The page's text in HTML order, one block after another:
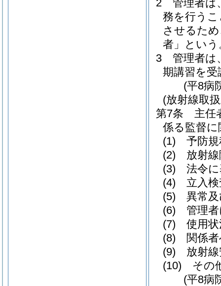
2
管理者は
務を行う
させるた
者」という
3
管理者は
期講習を
(平8病
(放射線取
第7条
主任
係る監督に
(1)
予防
(2)
放射
(3)
法令
(4)
立入
(5)
異常
(6)
管理
(7)
使用
(8)
関係
(9)
放射
(10)
その
(平8病